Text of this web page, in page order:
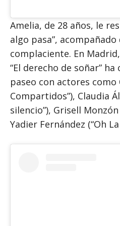
Amelia, de 28 años, le
algo pasa”,
complaciente. En
“El derecho de soñar”
paseo con actores como
Compartidos”), Claudia
silencio”), Grisell
Yadier Fernández (“Oh